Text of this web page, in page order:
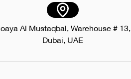
Al Mustaqbal, Warehouse # 13,
Dubai, UAE